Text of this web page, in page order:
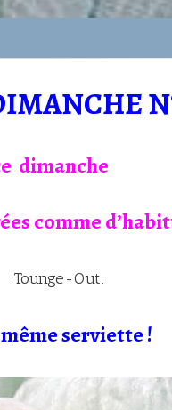
dimanche
comme
:Wink: :Tounge-Out:
même serviette !